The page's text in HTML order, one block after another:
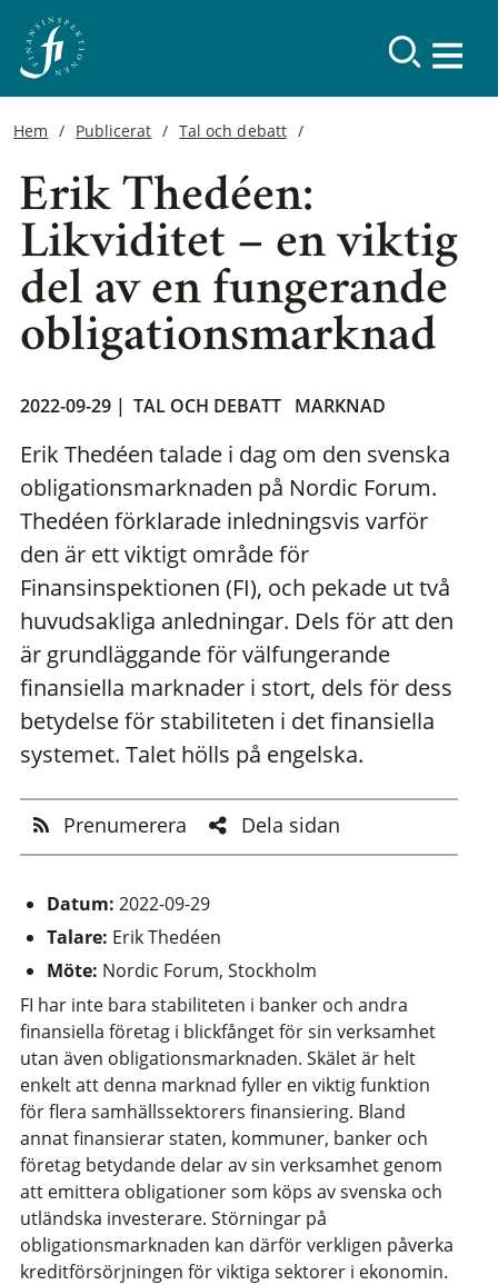
Hem Publicerat Tal och debatt
Erik Thedéen:
Likviditet – en viktig
del av en fungerande
obligationsmarknad
2022-09-29 | TAL OCH DEBATT MARKNAD
Erik Thedéen talade i dag om den svenska
obligationsmarknaden på Nordic Forum.
Thedéen förklarade inledningsvis varför
den är ett viktigt område för
Finansinspektionen (FI), och pekade ut två
huvudsakliga anledningar. Dels för att den
är grundläggande för välfungerande
finansiella marknader i stort, dels för dess
betydelse för stabiliteten i det finansiella
systemet. Talet hölls på engelska.
Prenumerera Dela sidan
Datum: 2022-09-29
Talare: Erik Thedéen
Möte: Nordic Forum, Stockholm
FI har inte bara stabiliteten i banker och andra
finansiella företag i blickfånget för sin verksamhet
utan även obligationsmarknaden. Skälet är helt
enkelt att denna marknad fyller en viktig funktion
för flera samhällssektorers finansiering. Bland
annat finansierar staten, kommuner, banker och
företag betydande delar av sin verksamhet genom
att emittera obligationer som köps av svenska och
utländska investerare. Störningar på
obligationsmarknaden kan därför verkligen påverka
kreditförsörjningen för viktiga sektorer i ekonomin.